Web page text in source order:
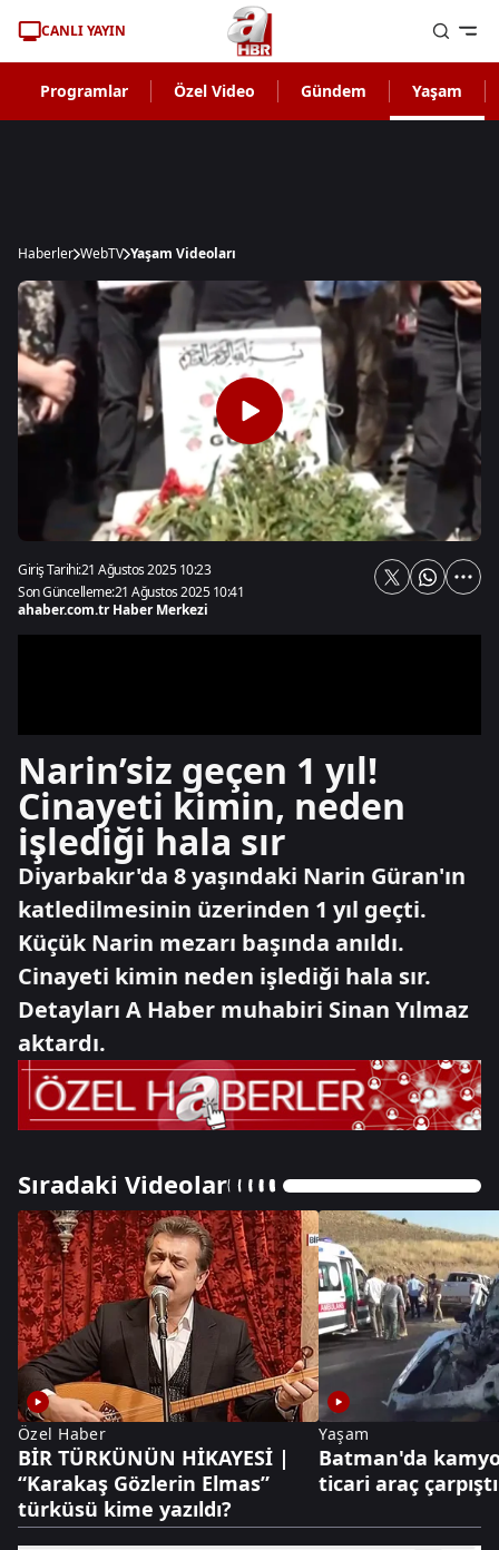
CANLI YAYIN
Programlar Özel Video Gündem Yaşam
Haberler WebTV Yaşam Videoları
Giriş Tarihi:21 Ağustos 2025 10:23
Son Güncelleme:21 Ağustos 2025 10:41
ahaber.com.tr Haber Merkezi
Narin’siz geçen 1 yıl!
Cinayeti kimin, neden
işlediği hala sır
Diyarbakır'da 8 yaşındaki Narin Güran'ın
katledilmesinin üzerinden 1 yıl geçti.
Küçük Narin mezarı başında anıldı.
Cinayeti kimin neden işlediği hala sır.
Detayları A Haber muhabiri Sinan Yılmaz
aktardı.
Sıradaki Videolar
Özel Haber
BİR TÜRKÜNÜN HİKAYESİ |
“Karakaş Gözlerin Elmas”
türküsü kime yazıldı?
Yaşam
Batman'da
ticari araç